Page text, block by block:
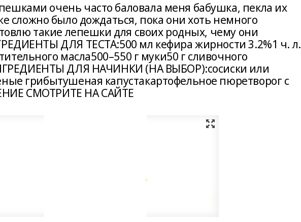
очень часто баловала меня бабушка, пекла их
сложно было дождаться, пока они хоть немного
такие лепешки для своих родных, чему они
ДЛЯ ТЕСТА:500 мл кефира жирности 3.2%1 ч. л.
масла500–550 г муки50 г сливочного
ДЛЯ НАЧИНКИ (НА ВЫБОР):сосиски или
грибытушеная капустакартофельное пюретворог с
СМОТРИТЕ НА САЙТЕ